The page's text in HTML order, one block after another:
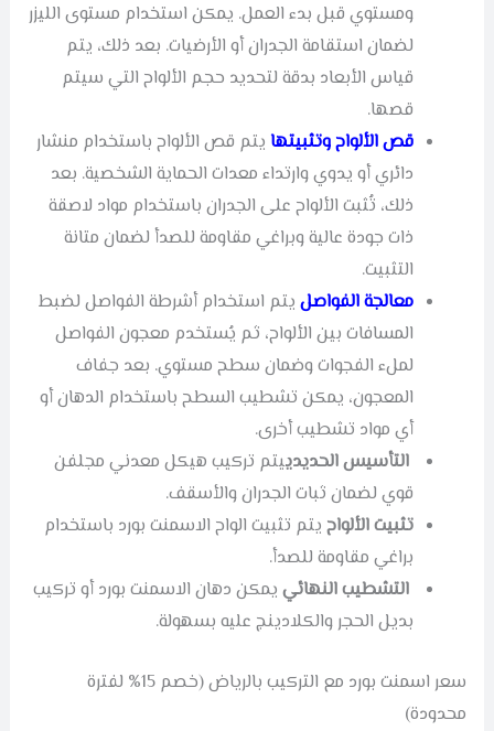
ومستوي قبل بدء العمل. يمكن استخدام مستوى الليزر
لضمان استقامة الجدران أو الأرضيات. بعد ذلك، يتم
قياس الأبعاد بدقة لتحديد حجم الألواح التي سيتم
قصها.
قص الألواح وتثبيتها يتم قص الألواح باستخدام منشار
دائري أو يدوي وارتداء معدات الحماية الشخصية. بعد
ذلك، تُثبت الألواح على الجدران باستخدام مواد لاصقة
ذات جودة عالية وبراغي مقاومة للصدأ لضمان متانة
التثبيت.
معالجة الفواصل يتم استخدام أشرطة الفواصل لضبط
المسافات بين الألواح، ثم يُستخدم معجون الفواصل
لملء الفجوات وضمان سطح مستوي. بعد جفاف
المعجون، يمكن تشطيب السطح باستخدام الدهان أو
أي مواد تشطيب أخرى.
التأسيس الحديدييتم تركيب هيكل معدني مجلفن
قوي لضمان ثبات الجدران والأسقف.
تثبيت الألواح يتم تثبيت الواح الاسمنت بورد باستخدام
براغي مقاومة للصدأ.
التشطيب النهائي يمكن دهان الاسمنت بورد أو تركيب
بديل الحجر والكلادينج عليه بسهولة.
سعر اسمنت بورد مع التركيب بالرياض (خصم 15% لفترة
محدودة)